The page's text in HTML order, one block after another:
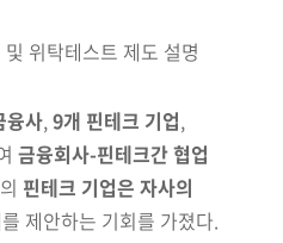
위탁테스트 제도 설명
융사,9개 핀테크 기업,
금융회사-핀테크간 협업
핀테크 기업은 자사의
를 제안하는 기회를 가졌다.